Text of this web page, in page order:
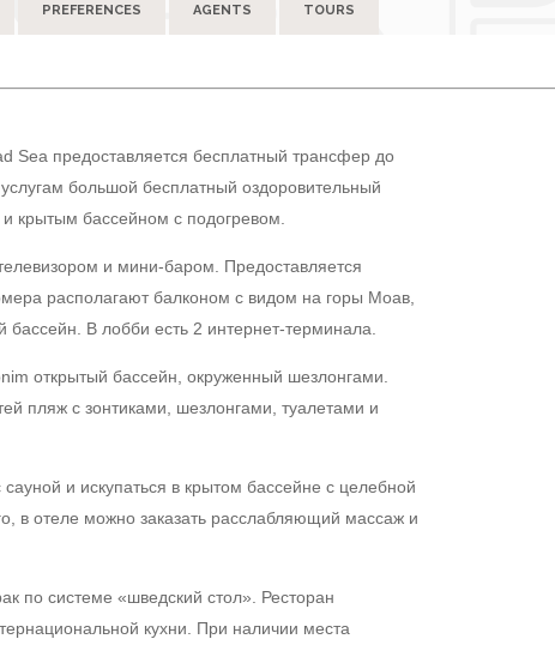
PREFERENCES AGENTS TOURS
Sea предоставляется бесплатный трансфер до
большой бесплатный оздоровительный
крытым бассейном с подогревом.
и мини-баром. Предоставляется
располагают балконом с видом на горы Моав,
В лобби есть 2 интернет-терминала.
открытый бассейн, окруженный шезлонгами.
пляж с зонтиками, шезлонгами, туалетами и
и искупаться в крытом бассейне с целебной
в отеле можно заказать расслабляющий массаж и
по системе «шведский стол». Ресторан
кухни. При наличии места